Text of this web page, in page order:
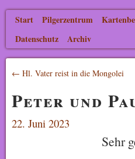
Start Pilgerzentrum
Datenschutz
Archiv
← Hl. Vater reist in die Mongolei
Peter und
22. Juni 2023
Sehr